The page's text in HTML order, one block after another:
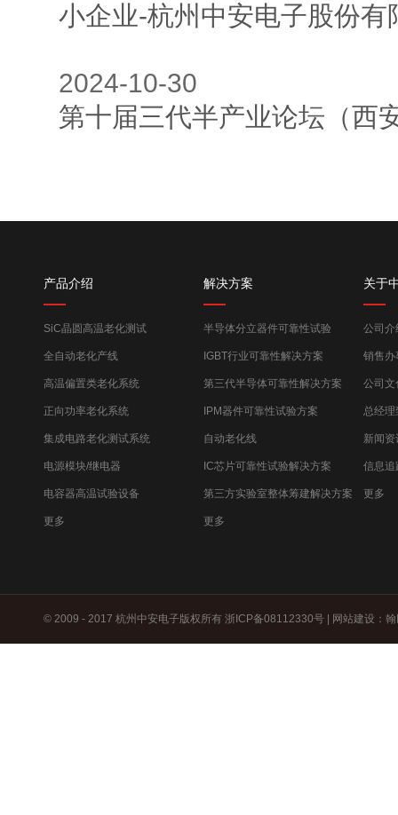
小企业-杭州中安电子股份有
2024-10-
第十届三代半产业论坛（西
产品介绍
SiC晶圆高温老化测试
全自动老化产线
高温偏置类老化系统
正向功率老化系统
集成电路老化测试系统
电源模块/继电器
电容器高温试验设备
更多
解决方案
半导体分立器件可靠性试验
IGBT行业可靠性解决方案
第三代半导体可靠性解决方案
IPM器件可靠性试验方案
自动老化线
IC芯片可靠性试验解决方案
第三方实验室整体筹建解决方案
更多
关于
公司介
销售办
公司文
总经理
新闻资
信息追
更多
© 2009 - 2017 杭州中安电子版权所有 浙ICP备08112330号 网站建设 ：